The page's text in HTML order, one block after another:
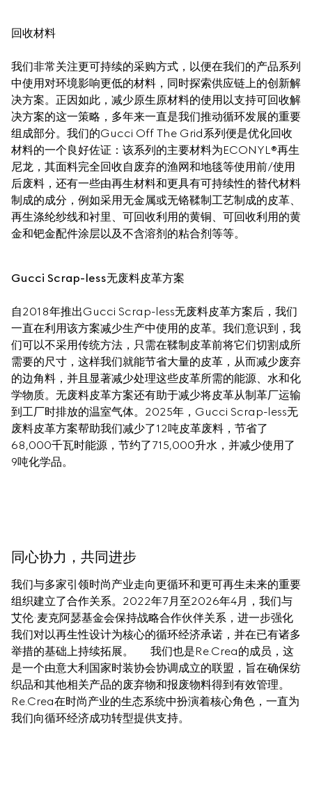
回收材料
我们非常关注更可持续的采购方式，以便在我们的产品系列
中使用对环境影响更低的材料，同时探索供应链上的创新解
决方案。正因如此，减少原生原材料的使用以支持可回收解
决方案的这一策略，多年来一直是我们推动循环发展的重要
组成部分。我们的Gucci Off The Grid系列便是优化回收
材料的一个良好佐证：该系列的主要材料为ECONYL®再生
尼龙，其面料完全回收自废弃的渔网和地毯等使用前/使用
后废料，还有一些由再生材料和更具有可持续性的替代材料
制成的成分，例如采用无金属或无铬鞣制工艺制成的皮革、
再生涤纶纱线和衬里、可回收利用的黄铜、可回收利用的黄
金和钯金配件涂层以及不含溶剂的粘合剂等等。
Gucci Scrap-less无废料皮革方案
自2018年推出Gucci Scrap-less无废料皮革方案后，我们
一直在利用该方案减少生产中使用的皮革。我们意识到，我
们可以不采用传统方法，只需在鞣制皮革前将它们切割成所
需要的尺寸，这样我们就能节省大量的皮革，从而减少废弃
的边角料，并且显著减少处理这些皮革所需的能源、水和化
学物质。无废料皮革方案还有助于减少将皮革从制革厂运输
到工厂时排放的温室气体。2025年，Gucci Scrap-less无
废料皮革方案帮助我们减少了12吨皮革废料，节省了
68,000千瓦时能源，节约了715,000升水，并减少使用了
9吨化学品。
同心协力，共同进步
我们与多家引领时尚产业走向更循环和更可再生未来的重要
组织建立了合作关系。2022年7月至2026年4月，我们与
艾伦·麦克阿瑟基金会保持战略合作伙伴关系，进一步强化
我们对以再生性设计为核心的循环经济承诺，并在已有诸多
举措的基础上持续拓展。      我们也是Re.Crea的成员，这
是一个由意大利国家时装协会协调成立的联盟，旨在确保纺
织品和其他相关产品的废弃物和报废物料得到有效管理。
Re.Crea在时尚产业的生态系统中扮演着核心角色，一直为
我们向循环经济成功转型提供支持。